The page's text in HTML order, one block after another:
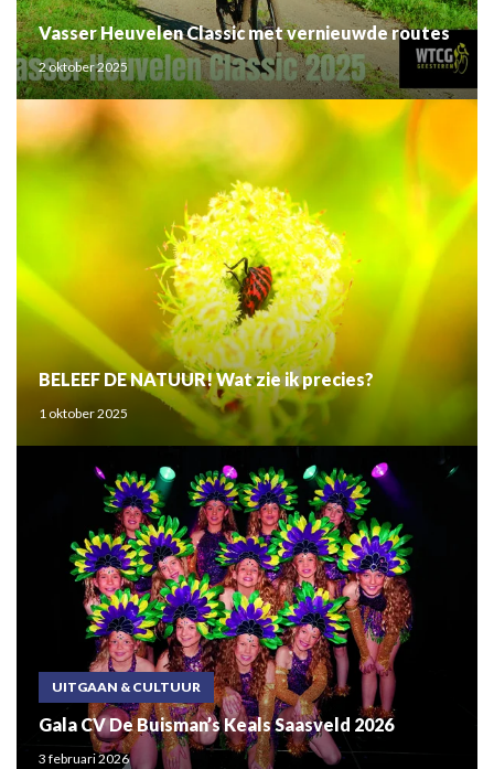
Vasser Heuvelen Classic met vernieuwde routes
2 oktober 2025
BELEEF DE NATUUR! Wat zie ik precies?
1 oktober 2025
UITGAAN & CULTUUR
Gala CV De Buisman’s Keals Saasveld 2026
3 februari 2026